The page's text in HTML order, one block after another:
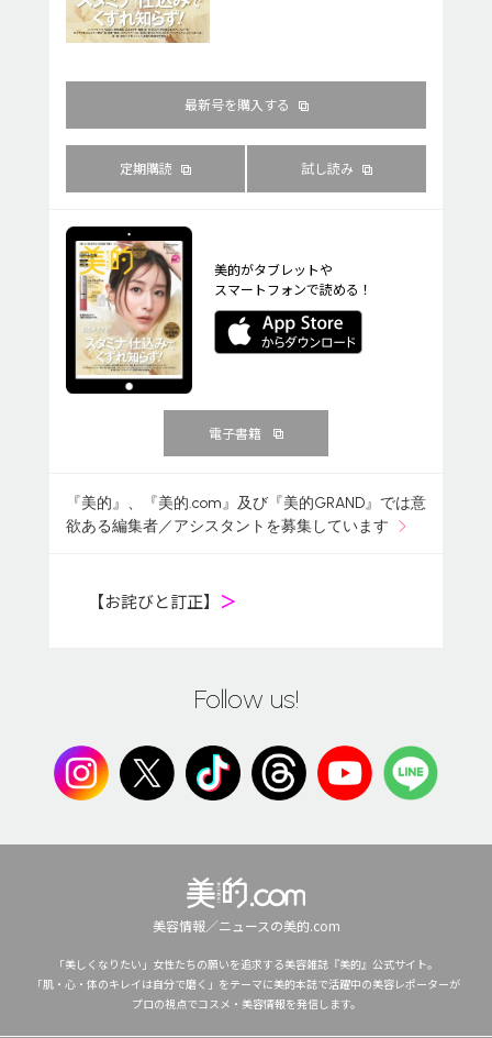
最新号を購入する
定期購読 試し読み
美的がタブレットや
スマートフォンで読める！
電子書籍
『美的』、『美的.com』及び『美的GRAND』では意
欲ある編集者／アシスタントを募集しています
【お詫びと訂正】 ＞
Follow us!
美容情報／ニュースの美的.com
「美しくなりたい」女性たちの願いを追求する美容雑誌『美的』公式サイト。
「肌・心・体のキレイは自分で磨く」をテーマに美的本誌で活躍中の美容レポーターが
プロの視点でコスメ・美容情報を発信します。